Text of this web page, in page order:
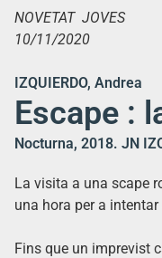
NOVETAT JOVES
10/11/2020
IZQUIERDO, Andrea
Escape :
Nocturna, 2018. JN
La visita a una scape
una hora per a
Fins que un imprevist